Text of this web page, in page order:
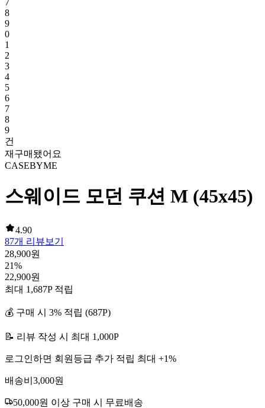
7
8
9
0
1
2
3
4
5
6
7
8
9
건
재구매됐어요
CASEBYME
스웨이드 모던 쿠션 M (45x45)
4.90
87개 리뷰보기
28,900원
21%
22,900원
최대 1,687P 적립
💰 구매 시 3% 적립 (687P)
📝 리뷰 작성 시 최대 1,000P
로그인하면 회원등급 추가 적립 최대 +1%
배송비 3,000원
50,000원 이상 구매 시 무료배송